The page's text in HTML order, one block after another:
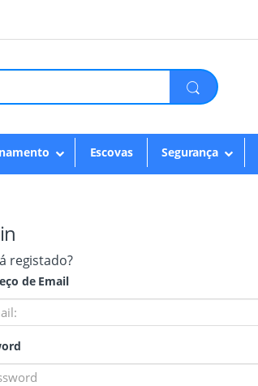
Escovas Segurança
registado?
de Email